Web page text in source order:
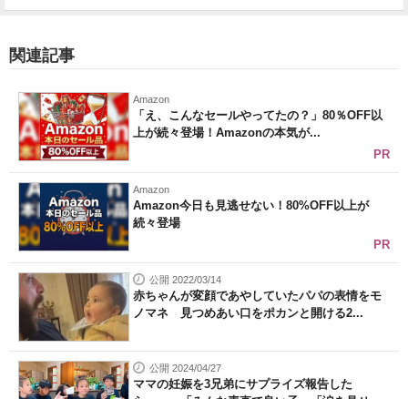
関連記事
Amazon
「え、こんなセールやってたの？」80％OFF以
上が続々登場！Amazonの本気が...
PR
Amazon
Amazon今日も見逃せない！80%OFF以上が
続々登場
PR
公開 2022/03/14
赤ちゃんが変顔であやしていたパパの表情をモ
ノマネ 見つめあい口をポカンと開ける2...
公開 2024/04/27
ママの妊娠を3兄弟にサプライズ報告した